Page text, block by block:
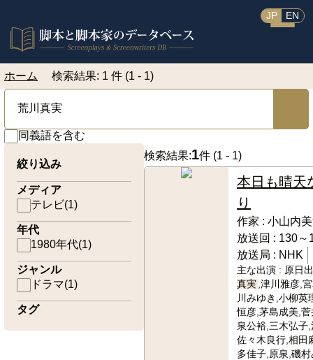
JP EN
ホーム 検索結果: 1 件 (1 - 1)
同義語を含む
絞り込み
メディア
テレビ(1)
年代
1980年代(1)
ジャンル
ドラマ(1)
タグ
検索結果:1件 (1 - 1)
本日も晴天
り
作家 : 小山内
放送回 : 130～
放送局 : NHK
主な出演 : 原日
真実 ,津川雅彦,
川みゆき,小柳英
恒彦,茅島成美,
泉公裕,三木弘子
佐々木良行,相田
多佳子,原泉,磯